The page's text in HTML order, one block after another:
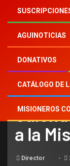
AGUINOTICIAS
DONATIVOS
CATÁLOGO DE
MISIONEROS
Inicio 2022
Calendario
NOTICIAS
a la
Director